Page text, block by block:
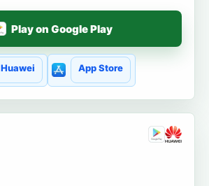
Play on Google Play
Huawei App Store